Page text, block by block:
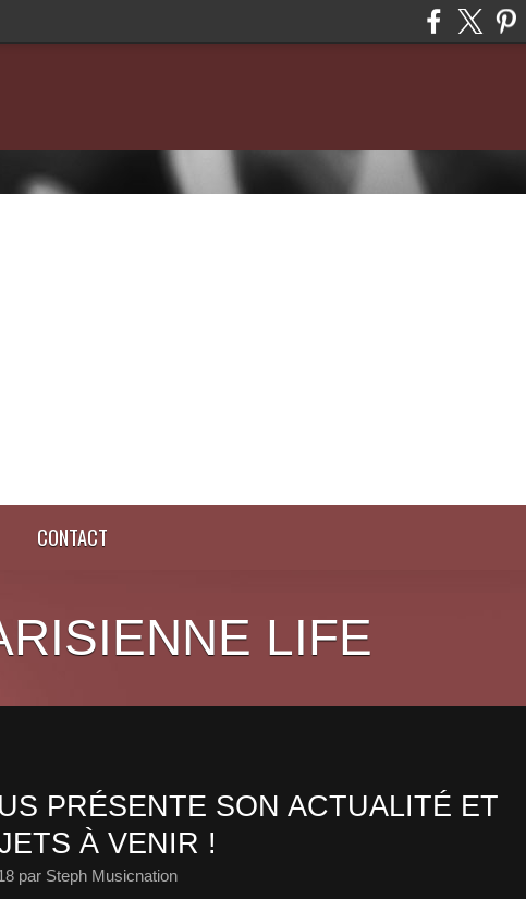
CONTACT
LIFE
PRÉSENTE SON ACTUALITÉ ET
À VENIR !
par Steph Musicnation